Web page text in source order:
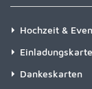
Hochzeit &
Dankeskarten